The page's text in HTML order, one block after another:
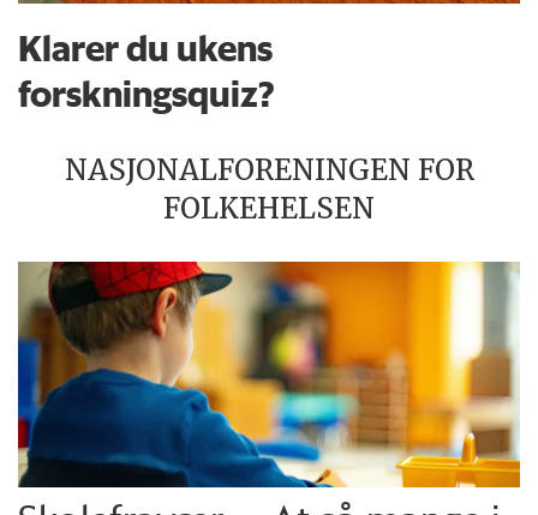
Klarer du ukens
forskningsquiz?
NASJONALFORENINGEN FOR
FOLKEHELSEN